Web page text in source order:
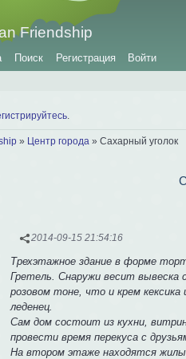
Friendship
Поиск Регистрация Войти
» Центр города » Сахарный уголок
2014-09-15 21:54:16
Трехэтажное здание в форме
Гретель. Снаружи весит вывеска
розовом тоне, что и крем
леденец.
Сам дом состоит из кухни,
провести время перекуса с
На втором этаже находятся